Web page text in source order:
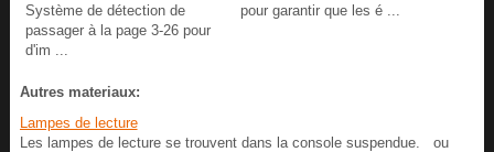
Système de détection de
passager à la page 3-26 pour
d'im ...
pour garantir que les é ...
Autres materiaux:
Lampes de lecture
Les lampes de lecture se trouvent dans la console suspendue. ou